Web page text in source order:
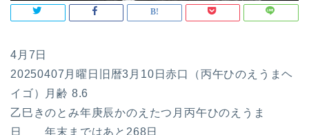
4月7日
20250407月曜日旧暦3月10日赤口（丙午ひのえうまヘ
イゴ）月齢 8.6
乙巳きのとみ年庚辰かのえたつ月丙午ひのえうま
日 年末まではあと268日